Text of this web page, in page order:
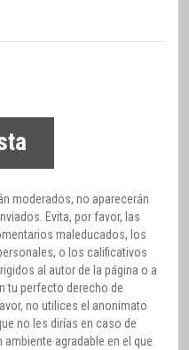
moderados, no aparecerán
Evita, por favor, las
maleducados, los
o los calificativos
al autor de la página o a
tu perfecto derecho de
no utilices el anonimato
no les dirías en caso de
agradable en el que